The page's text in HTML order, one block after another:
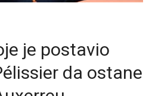
je postavio
da ostane